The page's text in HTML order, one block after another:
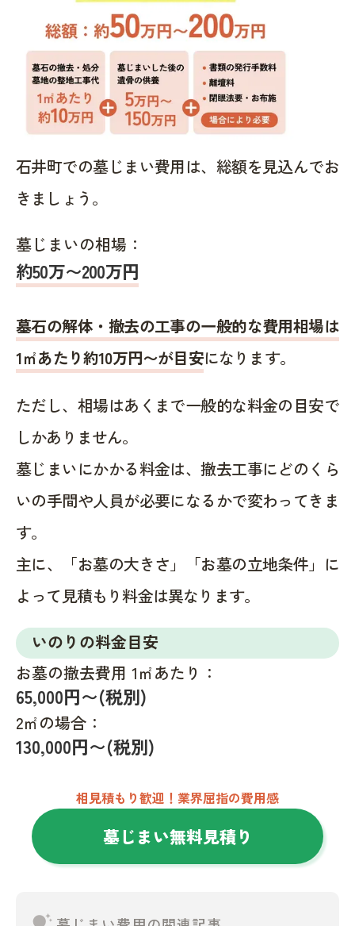
石井町での墓じまい費用は、総額を見込んでお
きましょう。
墓じまいの相場：
約50万〜200万円
墓石の解体・撤去の工事の一般的な費用相場は
1㎡あたり約10万円〜が目安になります。
ただし、相場はあくまで一般的な料金の目安で
しかありません。
墓じまいにかかる料金は、撤去工事にどのくら
いの手間や人員が必要になるかで変わってきま
す。
主に、「お墓の大きさ」「お墓の立地条件」に
よって見積もり料金は異なります。
いのりの料金目安
お墓の撤去費用 1㎡あたり：
65,000円〜(税別)
2㎡の場合：
130,000円〜(税別)
相見積もり歓迎！業界屈指の費用感
墓じまい無料見積り